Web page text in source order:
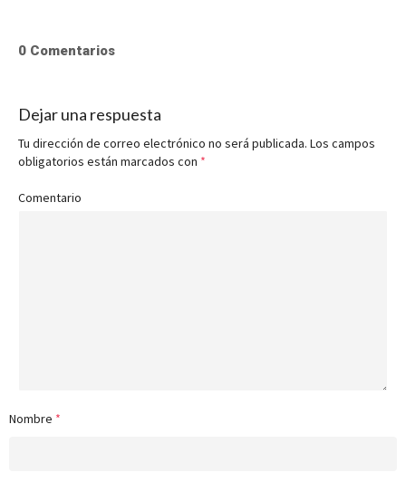
0 Comentarios
Dejar una respuesta
Tu dirección de correo electrónico no será publicada. Los campos
obligatorios están marcados con *
Comentario
Nombre *